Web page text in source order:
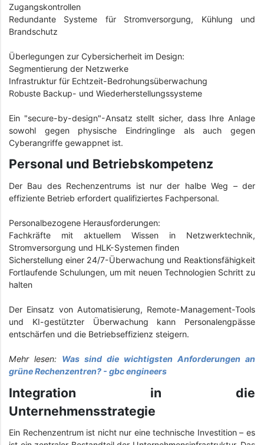
Zugangskontrollen
Redundante Systeme für Stromversorgung, Kühlung und
Brandschutz
Überlegungen zur Cybersicherheit im Design:
Segmentierung der Netzwerke
Infrastruktur für Echtzeit-Bedrohungsüberwachung
Robuste Backup- und Wiederherstellungssysteme
Ein "secure-by-design"-Ansatz stellt sicher, dass Ihre Anlage
sowohl gegen physische Eindringlinge als auch gegen
Cyberangriffe gewappnet ist.
Personal und Betriebskompetenz
Der Bau des Rechenzentrums ist nur der halbe Weg – der
effiziente Betrieb erfordert qualifiziertes Fachpersonal.
Personalbezogene Herausforderungen:
Fachkräfte mit aktuellem Wissen in Netzwerktechnik,
Stromversorgung und HLK-Systemen finden
Sicherstellung einer 24/7-Überwachung und Reaktionsfähigkeit
Fortlaufende Schulungen, um mit neuen Technologien Schritt zu
halten
Der Einsatz von Automatisierung, Remote-Management-Tools
und KI-gestützter Überwachung kann Personalengpässe
entschärfen und die Betriebseffizienz steigern.
Mehr lesen: Was sind die wichtigsten Anforderungen an
grüne Rechenzentren? - gbc engineers
Integration in die
Unternehmensstrategie
Ein Rechenzentrum ist nicht nur eine technische Investition – es